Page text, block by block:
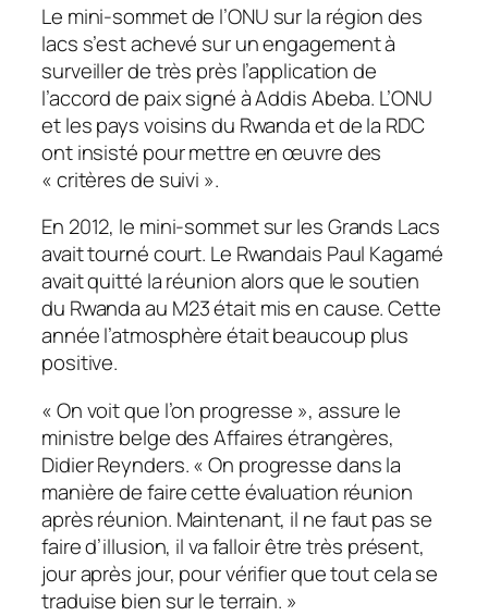
Le mini-sommet de l’ONU sur la région des
lacs s’est achevé sur un engagement à
surveiller de très près l’application de
l’accord de paix signé à Addis Abeba. L’ONU
et les pays voisins du Rwanda et de la RDC
ont insisté pour mettre en œuvre des
«critères de suivi ».
En 2012, le mini-sommet sur les Grands Lacs
avait tourné court. Le Rwandais Paul Kagamé
avait quitté la réunion alors que le soutien
du Rwanda au M23 était mis en cause. Cette
année l’atmosphère était beaucoup plus
positive.
«On voit que l’on progresse », assure le
ministre belge des Affaires étrangères,
Didier Reynders.« On progresse dans la
manière de faire cette évaluation réunion
après réunion. Maintenant, il ne faut pas se
faire d’illusion, il va falloir être très présent,
jour après jour, pour vérifier que tout cela se
traduise bien sur le terrain. »